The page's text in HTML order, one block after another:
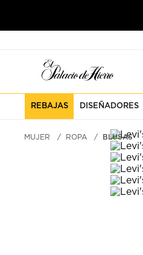
REBAJAS DISEÑADORES
MUJER ROPA
BLUSAS